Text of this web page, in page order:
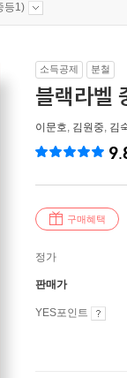
등1)
소득공제 분철
블랙라벨
이문호, 김원중, 김
구매혜택
정가
판매가
YES포인트